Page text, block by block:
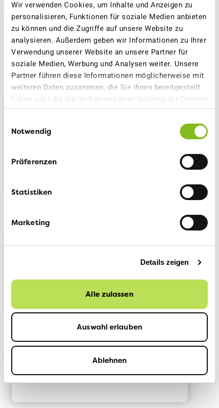
Wir verwenden Cookies, um Inhalte und Anzeigen zu
personalisieren, Funktionen für soziale Medien anbieten
zu können und die Zugriffe auf unsere Website zu
analysieren. Außerdem geben wir Informationen zu Ihrer
Verwendung unserer Website an unsere Partner für
soziale Medien, Werbung und Analysen weiter. Unsere
Partner führen diese Informationen möglicherweise mit
weiteren Daten zusammen, die Sie ihnen bereitgestellt
haben oder die sie im Rahmen Ihrer Nutzung der Dienste
gesammelt haben.
Notwendig
Präferenzen
Statistiken
Marketing
Details zeigen
Alle zulassen
Auswahl erlauben
Ablehnen
Sicherheitsabstände sorgen für besseren und
gleichmässigeren Fluss des (Auto-) Verkehrs.
Überzeugt?
Erfahre mehr zu Tempo
30
auf der Verbandsseite
Bestelle eine Fahne
Lese mehr im Lokal 128